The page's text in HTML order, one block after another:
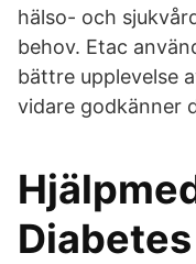
hälso- och
behov. Etac
bättre upplevelse
vidare godkänner